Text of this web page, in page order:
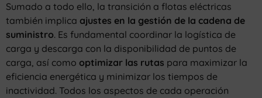
Sumado a todo ello, la transición a flotas eléctricas
también implica ajustes en la gestión de la cadena de
suministro. Es fundamental coordinar la logística de
carga y descarga con la disponibilidad de puntos de
carga, así como optimizar las rutas para maximizar la
eficiencia energética y minimizar los tiempos de
inactividad. Todos los aspectos de cada operación